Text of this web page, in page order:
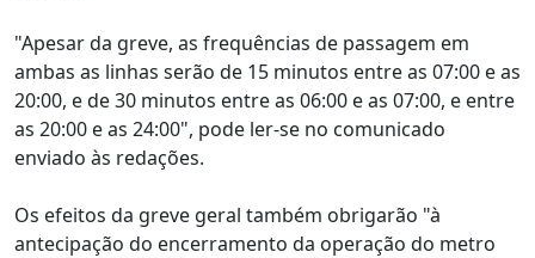
"Apesar da greve, as frequências de passagem em
ambas as linhas serão de 15 minutos entre as 07:00 e as
20:00, e de 30 minutos entre as 06:00 e as 07:00, e entre
as 20:00 e as 24:00", pode ler-se no comunicado
enviado às redações.
Os efeitos da greve geral também obrigarão "à
antecipação do encerramento da operação do metro